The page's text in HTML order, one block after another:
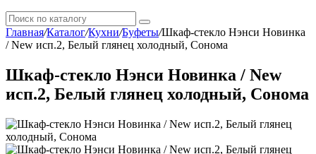
Главная/Каталог/Кухни/Буфеты/Шкаф-стекло Нэнси Новинка
/ New исп.2, Белый глянец холодный, Сонома
Шкаф-стекло Нэнси Новинка / New
исп.2, Белый глянец холодный, Сонома